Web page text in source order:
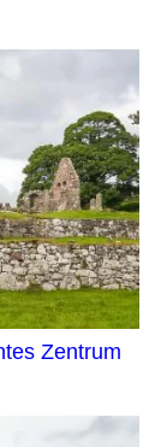
Zentrum